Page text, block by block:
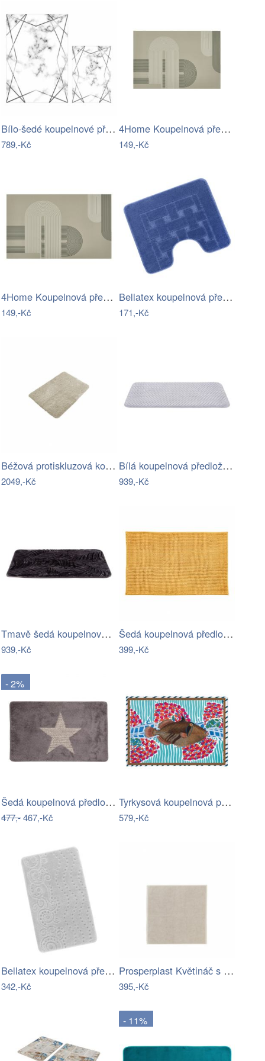
Bílo-šedé koupelnové předložky v sadě 2…
789,-Kč
4Home Koupelnová předložka Abstract, 40…
149,-Kč
4Home Koupelnová předložka Abstract, 50…
149,-Kč
Bellatex koupelnová předložka BANY…
171,-Kč
Béžová protiskluzová koupelnová…
2049,-Kč
Bílá koupelnová předložka z paměťové…
939,-Kč
Tmavě šedá koupelnová předložka z…
939,-Kč
Šedá koupelnová předložka 50x80 cm…
399,-Kč
- 2%
Šedá koupelnová předložka s hvězdou -…
477,-467,-Kč
Tyrkysová koupelnová předložka 40x60 cm…
579,-Kč
Bellatex koupelnová předložka BANY…
342,-Kč
Prosperplast Květináč s vkladem HEOSE…
395,-Kč
- 11%